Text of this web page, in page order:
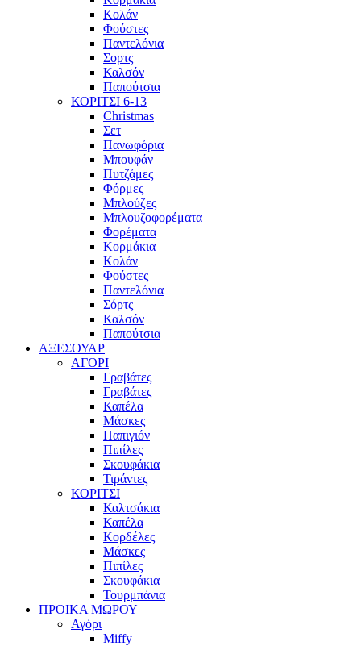
Κολάν
Φούστες
Παντελόνια
Σορτς
Καλσόν
Παπούτσια
ΚΟΡΙΤΣΙ 6-13
Christmas
Σετ
Πανωφόρια
Μπουφάν
Πυτζάμες
Φόρμες
Μπλούζες
Μπλουζοφορέματα
Φορέματα
Κορμάκια
Κολάν
Φούστες
Παντελόνια
Σόρτς
Καλσόν
Παπούτσια
ΑΞΕΣΟΥΑΡ
ΑΓΟΡΙ
Γραβάτες
Γραβάτες
Καπέλα
Μάσκες
Παπιγιόν
Πιπίλες
Σκουφάκια
Τιράντες
ΚΟΡΙΤΣΙ
Καλτσάκια
Καπέλα
Κορδέλες
Μάσκες
Πιπίλες
Σκουφάκια
Τουρμπάνια
ΠΡΟΙΚΑ ΜΩΡΟΥ
Αγόρι
Miffy